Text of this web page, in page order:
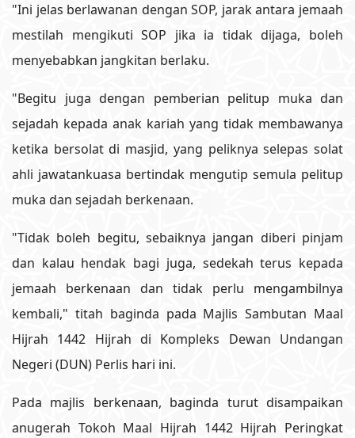
"Ini jelas berlawanan dengan SOP, jarak antara jemaah
mestilah mengikuti SOP jika ia tidak dijaga, boleh
menyebabkan jangkitan berlaku.
"Begitu juga dengan pemberian pelitup muka dan
sejadah kepada anak kariah yang tidak membawanya
ketika bersolat di masjid, yang peliknya selepas solat
ahli jawatankuasa bertindak mengutip semula pelitup
muka dan sejadah berkenaan.
"Tidak boleh begitu, sebaiknya jangan diberi pinjam
dan kalau hendak bagi juga, sedekah terus kepada
jemaah berkenaan dan tidak perlu mengambilnya
kembali," titah baginda pada Majlis Sambutan Maal
Hijrah 1442 Hijrah di Kompleks Dewan Undangan
Negeri (DUN) Perlis hari ini.
Pada majlis berkenaan, baginda turut disampaikan
anugerah Tokoh Maal Hijrah 1442 Hijrah Peringkat